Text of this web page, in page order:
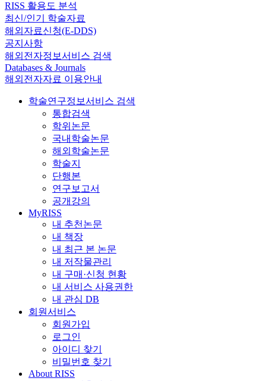
RISS 활용도 분석
최신/인기 학술자료
해외자료신청(E-DDS)
공지사항
해외전자정보서비스 검색
Databases & Journals
해외전자자료 이용안내
학술연구정보서비스 검색
통합검색
학위논문
국내학술논문
해외학술논문
학술지
단행본
연구보고서
공개강의
MyRISS
내 추천논문
내 책장
내 최근 본 논문
내 저작물관리
내 구매·신청 현황
내 서비스 사용권한
내 관심 DB
회원서비스
회원가입
로그인
아이디 찾기
비밀번호 찾기
About RISS